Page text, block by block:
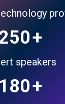
+
speakers
180+